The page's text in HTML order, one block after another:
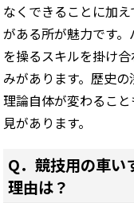
なくできることに加
がある所が魅力です
を操るスキルを掛け
みがあります。歴史の
理論自体が変わるこ
見があります。
Q．競技用の車い
理由は？